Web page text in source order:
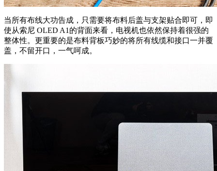
当所有布线大功告成，只需要将布料后盖与支架贴合即可，即
使从索尼 OLED A1的背面来看，电视机也依然保持着很强的
整体性。更重要的是布料背板巧妙的将所有线缆和接口一并覆
盖，不留开口，一气呵成。